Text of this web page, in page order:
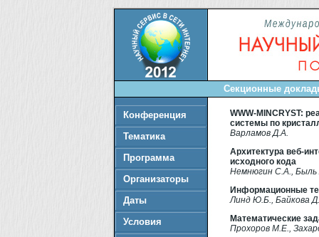
Конференция
Тематика
Программа
Организаторы
Даты
Условия
Секционные
WWW-MINCRYST:
системы по
Варламов Д.А.
Архитектура веб-
исходного кода
Немнюгин С.А.,
Информационные
Линд Ю.Б., Байкова
Математические
Прохоров М.Е.,